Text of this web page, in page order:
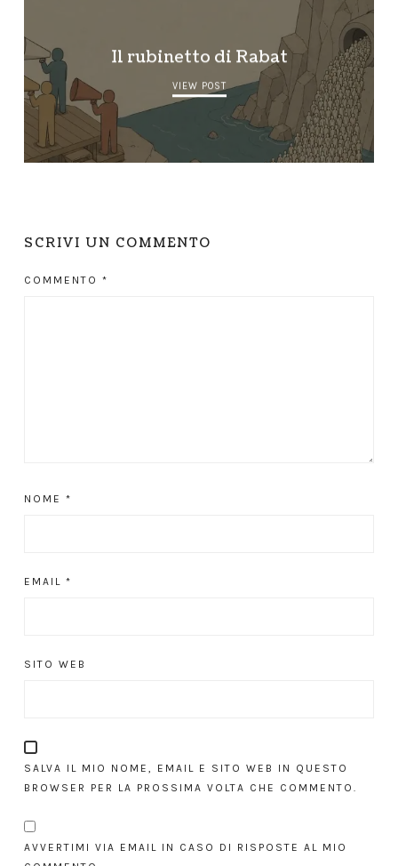
Il rubinetto di Rabat
VIEW POST
SCRIVI UN COMMENTO
COMMENTO *
NOME *
EMAIL *
SITO WEB
SALVA IL MIO NOME, EMAIL E SITO WEB IN QUESTO
BROWSER PER LA PROSSIMA VOLTA CHE COMMENTO.
AVVERTIMI VIA EMAIL IN CASO DI RISPOSTE AL MIO